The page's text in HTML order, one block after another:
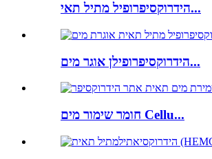
הידרוקסיפרופיל מתיל תאי...
הידרוקסיפרופילן אוגר מים...
חומר שימור מים Cellu...